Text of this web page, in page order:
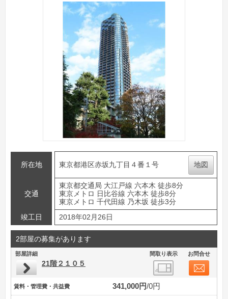
所在地 東京都港区赤坂九丁目４番１号 地図
交通
東京都交通局 大江戸線 六本木 徒歩8分
東京メトロ 日比谷線 六本木 徒歩8分
東京メトロ 千代田線 乃木坂 徒歩3分
竣工日
2018年02月26日
2部屋の募集があります
部屋詳細 間取り表示 お問合せ
21階２１０５
賃料・管理費・共益費 341,000円 0円